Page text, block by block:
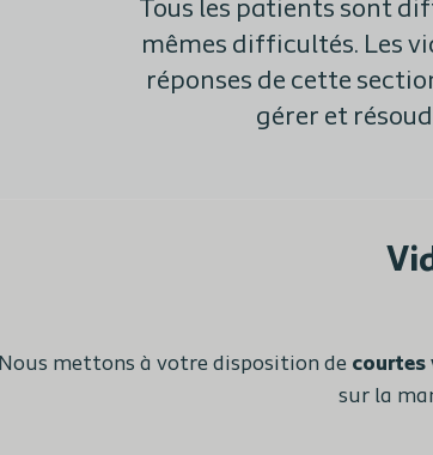
Tous les patients sont
mêmes difficultés. Les
réponses de cette
gérer et
Nous mettons à votre disposition de courtes
sur la